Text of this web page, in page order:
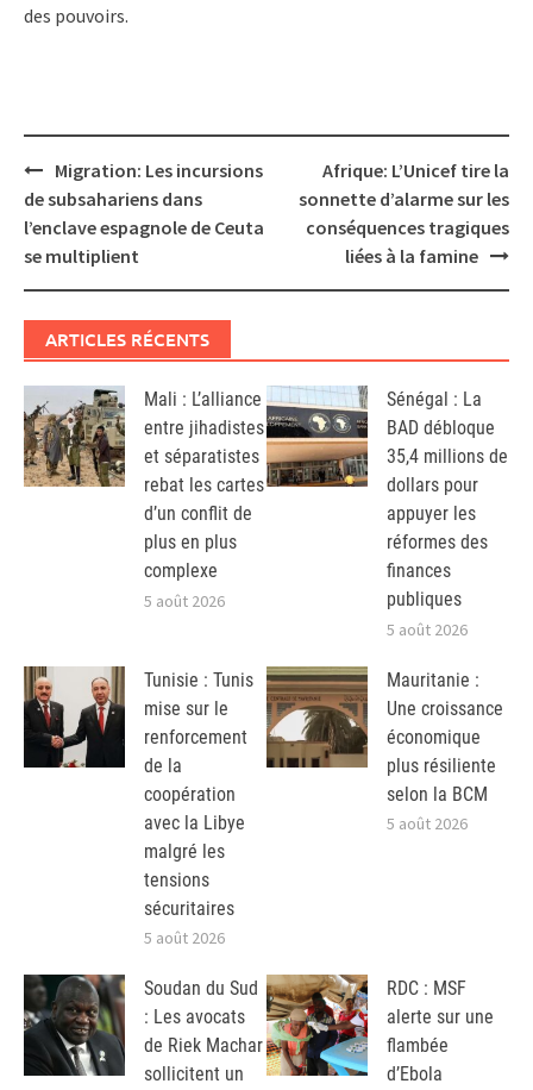
des pouvoirs.
Post
navigation
Migration: Les incursions
de subsahariens dans
l’enclave espagnole de Ceuta
se multiplient
Afrique: L’Unicef tire la
sonnette d’alarme sur les
conséquences tragiques
liées à la famine
ARTICLES RÉCENTS
Mali : L’alliance
entre jihadistes
et séparatistes
rebat les cartes
d’un conflit de
plus en plus
complexe
5 août 2026
Sénégal : La
BAD débloque
35,4 millions de
dollars pour
appuyer les
réformes des
finances
publiques
5 août 2026
Tunisie : Tunis
mise sur le
renforcement
de la
coopération
avec la Libye
malgré les
tensions
sécuritaires
5 août 2026
Mauritanie :
Une croissance
économique
plus résiliente
selon la BCM
5 août 2026
Soudan du Sud
: Les avocats
de Riek Machar
sollicitent un
RDC : MSF
alerte sur une
flambée
d’Ebola